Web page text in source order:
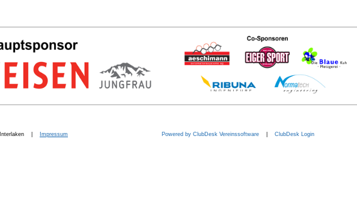
Interlaken | Impressum Powered by ClubDesk Vereinssoftware| ClubDesk Login